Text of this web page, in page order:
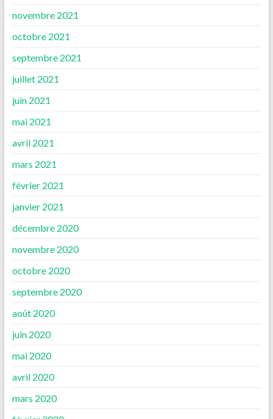
novembre 2021
octobre 2021
septembre 2021
juillet 2021
juin 2021
mai 2021
avril 2021
mars 2021
février 2021
janvier 2021
décembre 2020
novembre 2020
octobre 2020
septembre 2020
août 2020
juin 2020
mai 2020
avril 2020
mars 2020